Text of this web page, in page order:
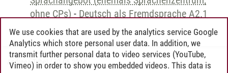
ohne CPs) - Deutsch als Fremdsprache A2.1
Andreea Tribel 30.06.2024
We use cookies that are used by the analytics service Google
Analytics which store personal user data. In addition, we
transmit further personal data to video services (YouTube,
Vimeo) in order to show you embedded videos. This data is